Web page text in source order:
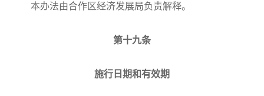
本办法由合作区经济发展局负责解释。
第十九条
施行日期和有效期